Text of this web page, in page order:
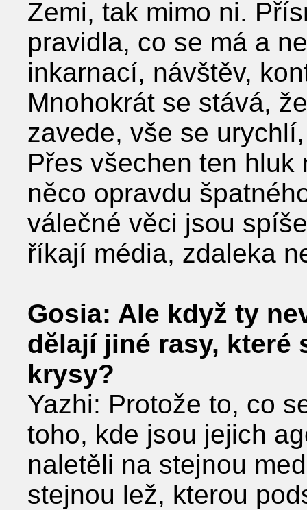
Zemi, tak mimo ni.
pravidla, co se má a
inkarnací, návštěv,
Mnohokrát se stává,
zavede, vše se
Přes všechen ten
něco opravdu
válečné věci jsou
říkají média, zdaleka
Gosia: Ale když ty
dělají jiné rasy, které
krysy?
Yazhi: Protože to, co
toho, kde jsou jejich
naletěli na stejnou
stejnou lež, kterou